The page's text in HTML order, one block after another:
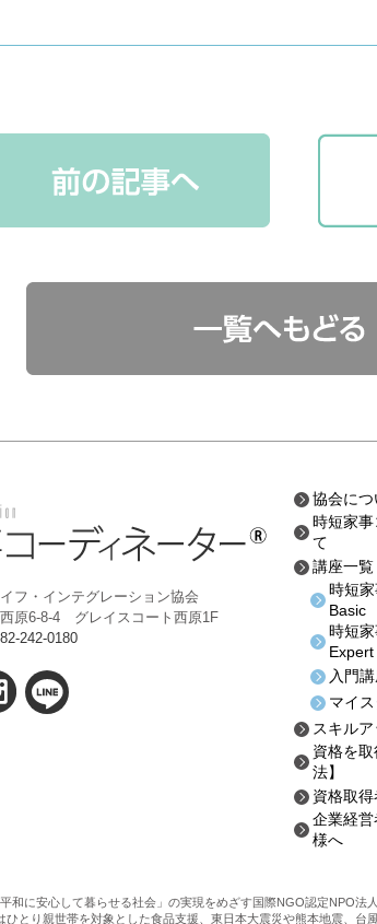
協会につ
時短家
て
講座一覧
時短
Basic
時短
Expert
入門
マイ
スキル
資格を
法】
資格取
企業経
様へ
フ・インテグレーション協会
原6-8-4 グレイスコート西原1F
242-0180
和に安心して暮らせる社会」の実現をめざす国際NGO認定NPO
とり親世帯を対象とした食品支援、東日本大震災や熊本地震、台